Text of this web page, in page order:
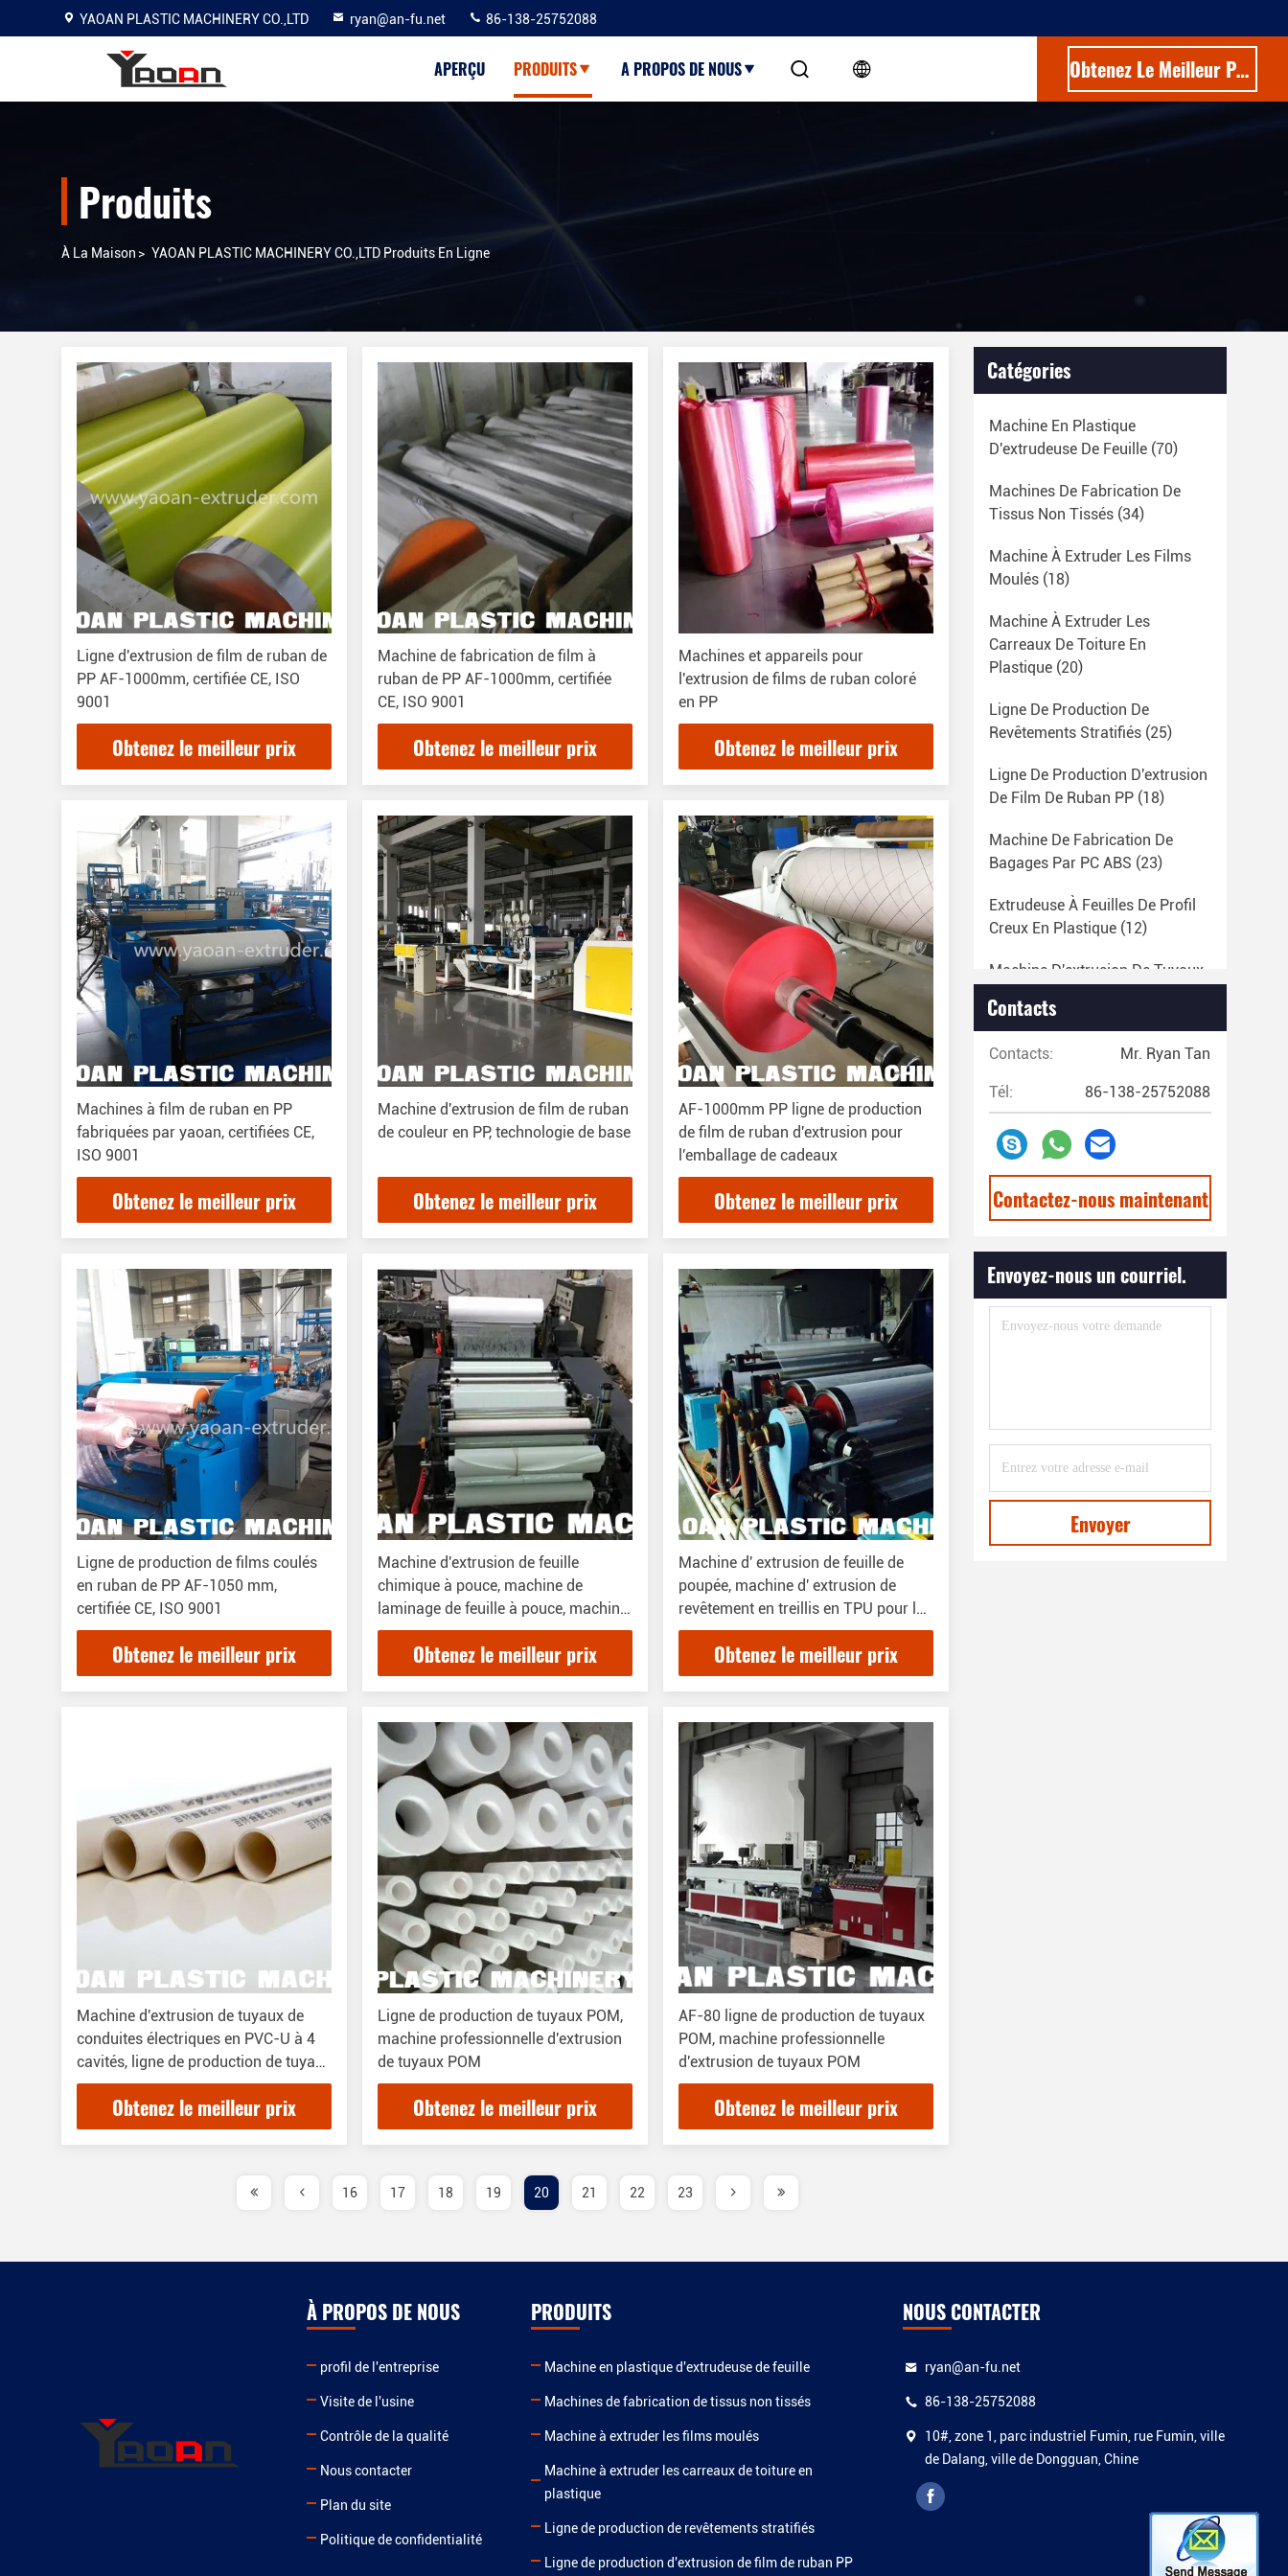
YAOAN PLASTIC MACHINERY CO.,LTD ryan@an-fu.net 86-138-25752088
APERÇU PRODUITS A PROPOS DE NOUS Obtenez Le Meilleur Prix
Produits
À La Maison > YAOAN PLASTIC MACHINERY CO.,LTD Produits En Ligne
Ligne d'extrusion de film de ruban de
PP AF-1000mm, certifiée CE, ISO
9001
Obtenez le meilleur prix
Machine de fabrication de film à
ruban de PP AF-1000mm, certifiée
CE, ISO 9001
Obtenez le meilleur prix
Machines et appareils pour
l'extrusion de films de ruban coloré
en PP
Obtenez le meilleur prix
Machines à film de ruban en PP
fabriquées par yaoan, certifiées CE,
ISO 9001
Obtenez le meilleur prix
Machine d'extrusion de film de ruban
de couleur en PP, technologie de base
Obtenez le meilleur prix
AF-1000mm PP ligne de production
de film de ruban d'extrusion pour
l'emballage de cadeaux
Obtenez le meilleur prix
Ligne de production de films coulés
en ruban de PP AF-1050 mm,
certifiée CE, ISO 9001
Obtenez le meilleur prix
Machine d'extrusion de feuille
chimique à pouce, machine de
laminage de feuille à pouce, machine
de revêtement de revêtement de
revêtement de revêtement de
revêtement de revêtement de
Obtenez le meilleur prix
Machine d' extrusion de feuille de
poupée, machine d' extrusion de
revêtement en treillis en TPU pour les
chaussures
Obtenez le meilleur prix
Machine d'extrusion de tuyaux de
conduites électriques en PVC-U à 4
cavités, ligne de production de tuyaux
en UPVC à 4 cavités, 16-32 mm
Obtenez le meilleur prix
Ligne de production de tuyaux POM,
machine professionnelle d'extrusion
de tuyaux POM
Obtenez le meilleur prix
AF-80 ligne de production de tuyaux
POM, machine professionnelle
d'extrusion de tuyaux POM
Obtenez le meilleur prix
Catégories
Machine En Plastique
D'extrudeuse De Feuille (70)
Machines De Fabrication De
Tissus Non Tissés (34)
Machine À Extruder Les Films
Moulés (18)
Machine À Extruder Les
Carreaux De Toiture En
Plastique (20)
Ligne De Production De
Revêtements Stratifiés (25)
Ligne De Production D'extrusion
De Film De Ruban PP (18)
Machine De Fabrication De
Bagages Par PC ABS (23)
Extrudeuse À Feuilles De Profil
Creux En Plastique (12)
Machine D'extrusion De Tuyaux
EVA Machine À Coller À La
Chaleur(29)
Machine À Extruder Des Tuyaux
Ligne De Production De Bandes
En Plastique
Filaments Plastiques(20)
Machine À Extruder Des Profils
En Plastique(39)
Machine En Plastique De
Fabrication Nette(8)
Machine De Fabrication De
Paille À Boire En Rotin En
(27)
Contacts
Contacts: Mr. Ryan Tan
Tél: 86-138-25752088
Contactez-nous maintenant
Envoyez-nous un courriel.
Envoyer
16 17 18 19 20 21 22 23
À PROPOS DE NOUS
profil de l'entreprise
Visite de l'usine
Contrôle de la qualité
Nous contacter
Plan du site
Politique de confidentialité
PRODUITS
Machine en plastique d'extrudeuse de feuille
Machines de fabrication de tissus non tissés
Machine à extruder les films moulés
Machine à extruder les carreaux de toiture en
plastique
Ligne de production de revêtements stratifiés
Ligne de production d'extrusion de film de ruban PP
NOUS CONTACTER
ryan@an-fu.net
86-138-25752088
10#, zone 1, parc industriel Fumin, rue Fumin, ville
de Dalang, ville de Dongguan, Chine